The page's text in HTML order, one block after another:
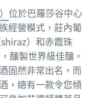
位於巴羅莎谷中心
經營模式，莊內葡
）和赤霞珠
釀製世界級佳釀。
固然非常出名，而
，總有一款令您傾